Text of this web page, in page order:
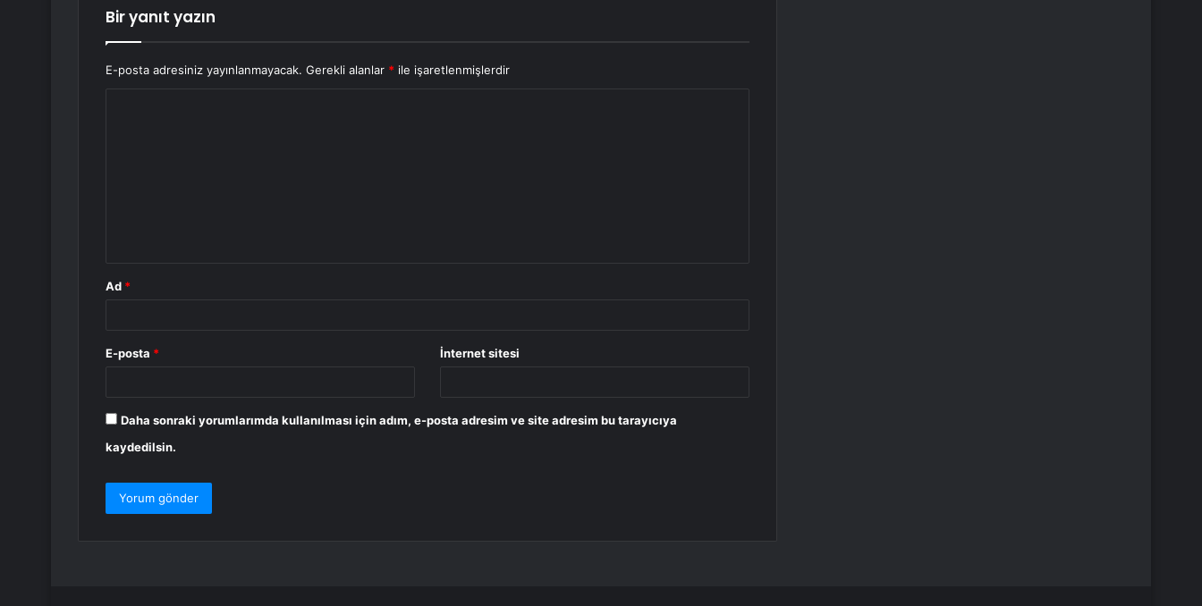
Bir yanıt yazın
E-posta adresiniz yayınlanmayacak. Gerekli alanlar * ile işaretlenmişlerdir
Ad *
E-posta * İnternet sitesi
Daha sonraki yorumlarımda kullanılması için adım, e-posta adresim ve site adresim bu tarayıcıya
kaydedilsin.